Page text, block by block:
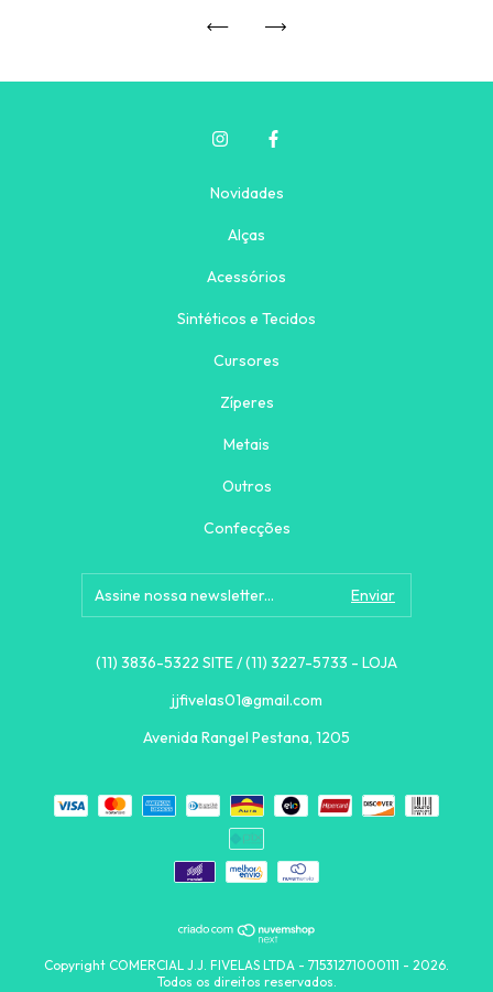
Novidades
Alças
Acessórios
Sintéticos e Tecidos
Cursores
Zíperes
Metais
Outros
Confecções
(11) 3836-5322 SITE / (11) 3227-5733 - LOJA
jjfivelas01@gmail.com
Avenida Rangel Pestana, 1205
Copyright COMERCIAL J.J. FIVELAS LTDA - 71531271000111 - 2026.
Todos os direitos reservados.